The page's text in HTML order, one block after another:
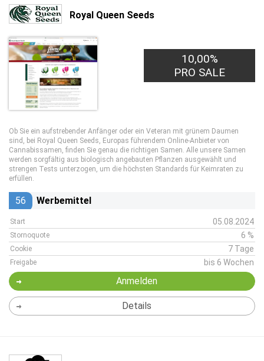
Royal Queen Seeds
10,00%
PRO SALE
Ob Sie ein aufstrebender Anfänger oder ein Veteran mit grünem Daumen
sind, bei Royal Queen Seeds, Europas führendem Online-Anbieter von
Cannabissamen, finden Sie genau die richtigen Samen. Alle unsere Samen
werden sorgfältig aus biologisch angebauten Pflanzen ausgewählt und
strengen Tests unterzogen, um die höchsten Standards für Keimraten zu
erfüllen.
56 Werbemittel
Start 05.08.2024
Stornoquote 6 %
Cookie 7 Tage
Freigabe bis 6 Wochen
Anmelden
Details